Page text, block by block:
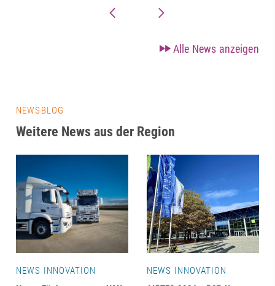
Alle News anzeigen
NEWSBLOG
Weitere News aus der Region
NEWS INNOVATION
NEWS INNOVATION